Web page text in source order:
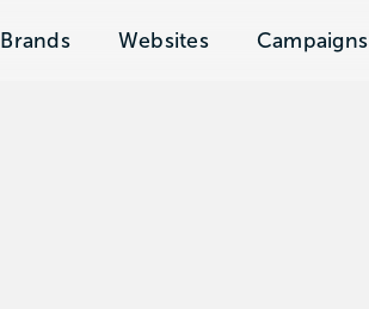
Brands Websites Campaigns